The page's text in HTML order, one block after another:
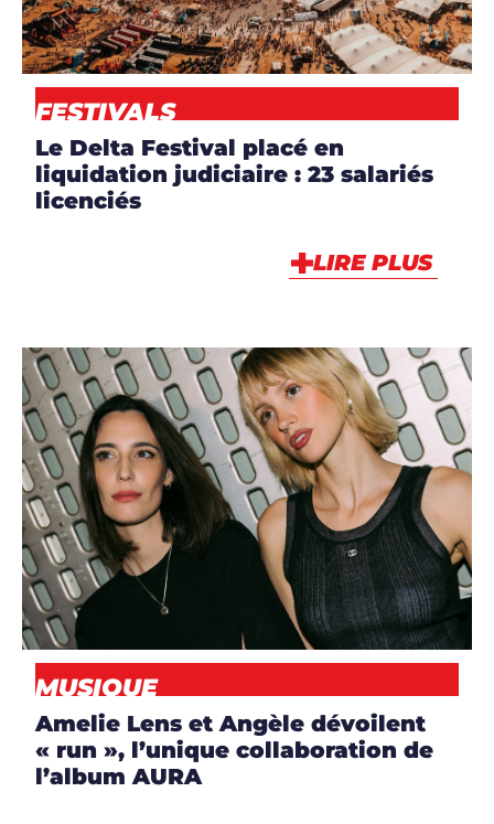
NEWS
FESTIVALS
Le Delta Festival placé en
liquidation judiciaire : 23 salariés
licenciés
LIRE PLUS
ARTICLES,ARTISTES,
ARTISTES,DJS,
MUSIQUE
,NEWS
MUSIQUE
Amelie Lens et Angèle dévoilent
« run », l’unique collaboration de
l’album AURA